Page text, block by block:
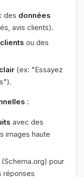
des données
avis clients).
ou des
(ex: "Essayez
:
avec des
images haute
(Schema.org) pour
réponses